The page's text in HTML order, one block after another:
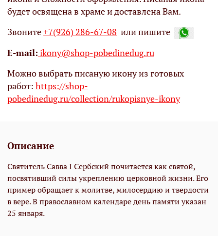
будет освящена в храме и доставлена Вам.
Звоните+7(926) 286-67-08 или пишите
Е-mail: ikony@shop-pobedinedug.ru
Можно выбрать писаную икону из готовых
работ: https://shop-
pobedinedug.ru/collection/rukopisnye-ikony
Описание
Святитель Савва I Сербский почитается как святой,
посвятивший силы укреплению церковной жизни. Его
пример обращает к молитве, милосердию и твердости
в вере. В православном календаре день памяти указан
25 января.